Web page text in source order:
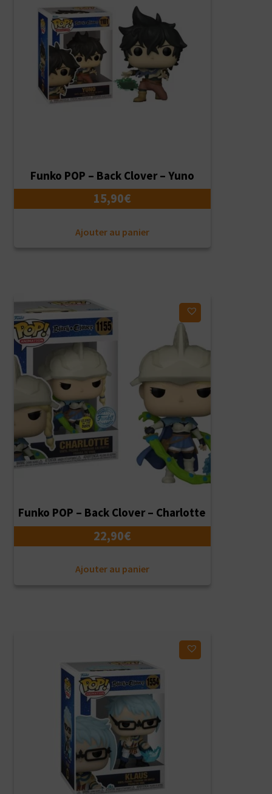
Funko POP – Back Clover – Yuno
15,90€
Ajouter au panier
Funko POP – Back Clover – Charlotte
22,90€
Ajouter au panier
Ajouter à ma liste d'envies